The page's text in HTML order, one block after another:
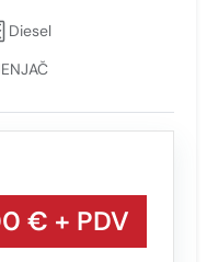
Diesel
€ + PDV